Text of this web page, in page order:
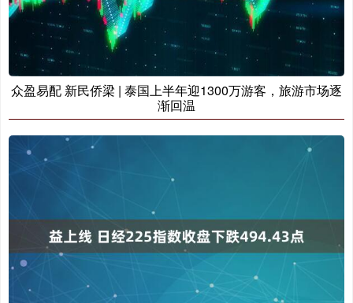
众盈易配 新民侨梁 | 泰国上半年迎1300万游客，旅游市场逐
渐回温